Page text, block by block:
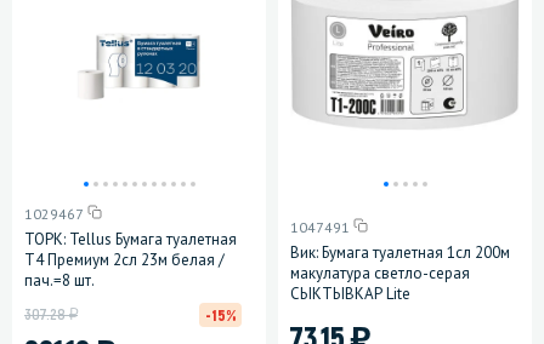
1029467
ТОРК: Tellus Бумага туалетная
T4 Премиум 2сл 23м белая /
пач.=8 шт.
307.28у -15%
1047491
Вик: Бумага туалетная 1сл 200м
макулатура светло-серая
СЫКТЫВКАР Lite
)